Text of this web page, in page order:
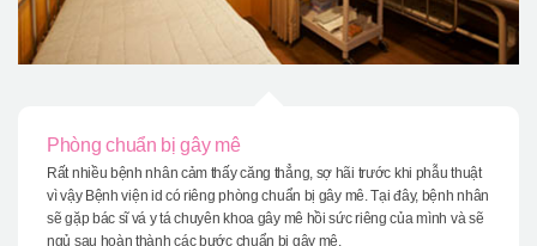
Phòng chuẩn bị gây mê
Rất nhiều bệnh nhân cảm thấy căng thẳng, sợ hãi trước khi phẫu thuật
vì vậy Bệnh viện id có riêng phòng chuẩn bị gây mê. Tại đây, bệnh nhân
sẽ gặp bác sĩ vá y tá chuyên khoa gây mê hồi sức riêng của mình và sẽ
ngủ sau hoàn thành các bước chuẩn bị gây mê.